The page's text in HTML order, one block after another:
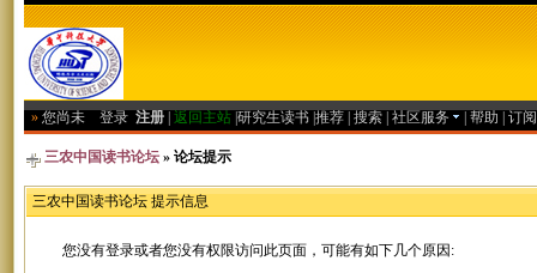
» 您尚未 登录 注册 返回主站 研究生读书 推荐 搜索 社区服务 帮助 订
三农中国读书论坛 » 论坛提示
三农中国读书论坛 提示信息
您没有登录或者您没有权限访问此页面，可能有如下几个原因: